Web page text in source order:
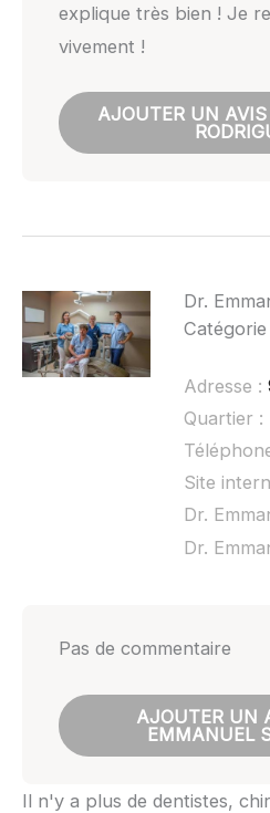
explique très bien ! Je
vivement !
AJOUTER UN
Dr.
Catégorie
Adresse :
Quartier :
Site
Pas de commentaire
AJOUTER UN
EMMANUEL
Il n'y a plus de dentistes,